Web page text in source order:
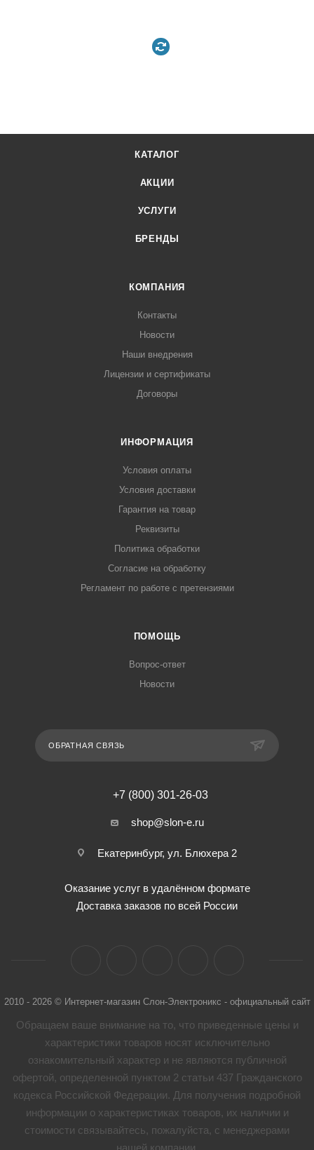
КАТАЛОГ
АКЦИИ
УСЛУГИ
БРЕНДЫ
КОМПАНИЯ
Контакты
Новости
Наши внедрения
Лицензии и сертификаты
Договоры
ИНФОРМАЦИЯ
Условия оплаты
Условия доставки
Гарантия на товар
Реквизиты
Политика обработки
Согласие на обработку
Регламент по работе с претензиями
ПОМОЩЬ
Вопрос-ответ
Новости
ОБРАТНАЯ СВЯЗЬ
+7 (800) 301-26-03
shop@slon-e.ru
Екатеринбург, ул. Блюхера 2
Оказание услуг в удалённом формате
Доставка заказов по всей России
2010 - 2026 © Интернет-магазин Слон-Электроникс - официальный сайт
Обращаем ваше внимание на то, что приведенные цены и
характеристики товaров носят исключительно
ознакомительный характер и не являются публичной
офертой, определенной пунктом 2 статьи 437 Гражданского
кодекса Российской Федерации. Для получения подробной
информации о характеристиках товaров, их наличии и
стоимости связывайтесь, пожалуйста, с менеджерами
нашей компании.